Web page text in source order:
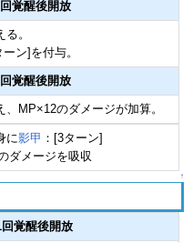
覚醒後開放
。
ン]を付与。
覚醒後開放
MP×12のダメージが加算。
に影甲 ：[3ターン]
ダメージを吸収
↑
回覚醒後開放